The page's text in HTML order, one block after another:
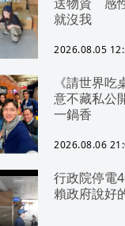
就沒我
2026.08.05
《請世界
意不藏私公
一鍋香
2026.08.06
行政院停電
賴政府說好